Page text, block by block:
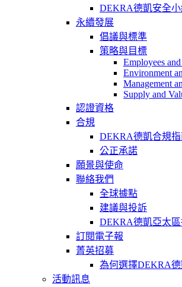
DEKRA德凱安全
永續發展
倡議與標準
策略與目標
Employees
Environment
Management
Supply and
認證資格
合規
DEKRA德凱合規指
公正承諾
願景與使命
聯絡我們
全球據點
建議與投訴
DEKRA德凱亞太
訂閱電子報
菁英招募
為何選擇DEKRA
活動訊息